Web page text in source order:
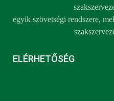
egyik szövetségi rendszere,
ELÉRHETŐSÉG